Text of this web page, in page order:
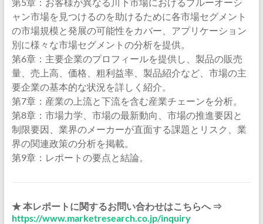
ャン市場を見つけるのを助けるために各市場セグメント
の市場規模と発展の可能性をカバー、アプリケーション
別に様々な市場セグメントの分析を提供。
第6章：主要企業のプロフィールを提供し、製品の販売
量、売上高、価格、粗利益率、製品紹介など、市場の主
要企業の基本的な状況を詳しく紹介。
第7章：産業の上流と下流を含む産業チェーンを分析。
第8章：市場力学、市場の最新動向、市場の推進要因と
制限要因、業界のメーカーが直面する課題とリスク、業
界の関連政策の分析を掲載。
第9章：レポートの要点と結論。
★ 本レポートに関するお問い合わせはこちらへ ⇒
https://www.marketresearch.co.jp/inquiry